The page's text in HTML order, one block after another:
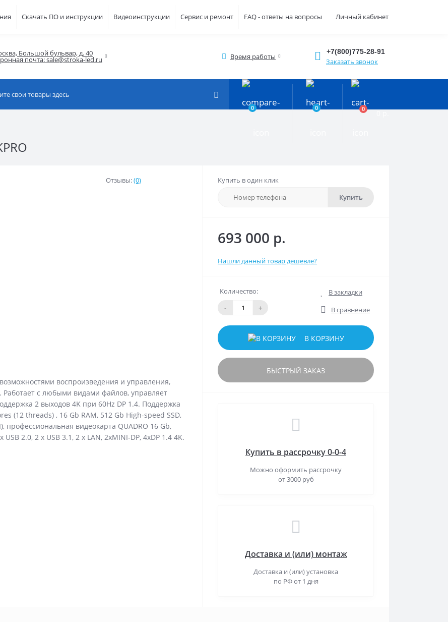
Скачать ПО и инструкции Видеоинструкции Сервис и ремонт FAQ - ответы на вопросы Личный кабинет
Большой бульвар, д. 40
почта: sale@stroka-led.ru Время работы
+7(800)775-28-91
Заказать звонок
0 0 0
Отзывы:(0)
воспроизведения и управления,
с любыми видами файлов, управляет
2 выходов 4K при 60Hz DP 1.4. Поддержка
(12 threads) , 16 Gb RAM, 512 Gb High-speed SSD,
профессиональная видеокарта QUADRO 16 Gb,
USB 2.0, 2 x USB 3.1, 2 x LAN, 2xMINI-DP, 4xDP 1.4 4K.
Купить в один клик
Купить
693 000 р.
Нашли данный товар дешевле?
Количество:
- +
В закладки
В сравнение
В КОРЗИНУ
БЫСТРЫЙ ЗАКАЗ
Купить в рассрочку 0-0-4
Можно оформить рассрочку
от 3000 руб
Доставка и (или) монтаж
Доставка и (или) установка
по РФ от 1 дня